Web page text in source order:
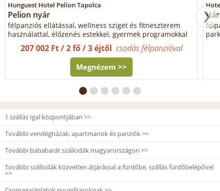
Hunguest Hotel Pelion Tapolca
Pelion nyár
félpanziós ellátással, wellness sziget és fitneszterem
használattal, élőzenés estekkel, gyermek programokkal
207 002 Ft / 2 fő / 3 éjtől csodás félpanzióval
Megnézem >>
1 szállás Igal központjában >>
További vendégházak, apartmanok és panziók >>
További bababarát szállodák magyarországon >>
További szállodák közvetlen átjárással a fürdőbe, szállás fürdőbelépővel
>>